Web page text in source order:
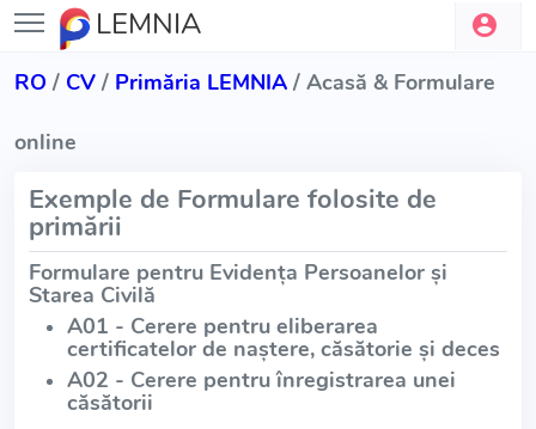
LEMNIA
RO / CV / Primăria LEMNIA / Acasă & Formulare
online
Exemple de Formulare folosite de
primării
Formulare pentru Evidența Persoanelor și
Starea Civilă
A01 - Cerere pentru eliberarea
certificatelor de naștere, căsătorie și deces
A02 - Cerere pentru înregistrarea unei
căsătorii